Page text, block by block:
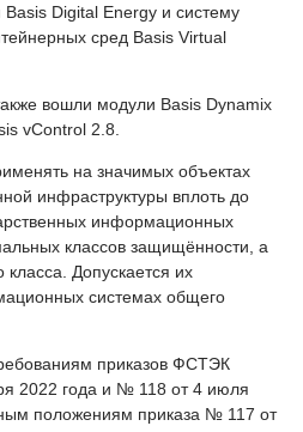
Digital Energy и систему
сред Basis Virtual
вошли модули Basis Dynamix
vControl 2.8.
на значимых объектах
инфраструктуры вплоть до
информационных
классов защищённости, а
Допускается их
системах общего
приказов ФСТЭК
2022 года и № 118 от 4 июля
положениям приказа № 117 от